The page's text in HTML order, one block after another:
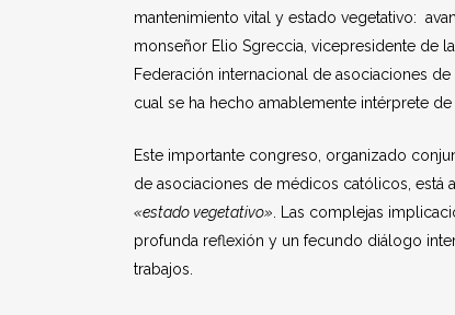
mantenimiento vital y estado vegetativo:
monseñor Elio Sgreccia, vicepresidente de
Federación internacional de asociaciones
cual se ha hecho amablemente intérprete
Este importante congreso, organizado
de asociaciones de médicos católicos, está
«estado vegetativo» . Las complejas
profunda reflexión y un fecundo diálogo
trabajos.